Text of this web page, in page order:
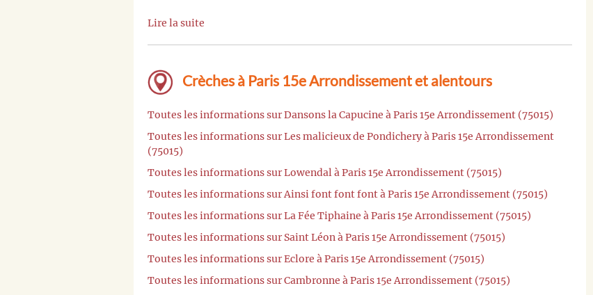
Lire la suite
Crèches à Paris 15e Arrondissement et alentours
Toutes les informations sur Dansons la Capucine à Paris 15e Arrondissement (75015)
Toutes les informations sur Les malicieux de Pondichery à Paris 15e Arrondissement
(75015)
Toutes les informations sur Lowendal à Paris 15e Arrondissement (75015)
Toutes les informations sur Ainsi font font font à Paris 15e Arrondissement (75015)
Toutes les informations sur La Fée Tiphaine à Paris 15e Arrondissement (75015)
Toutes les informations sur Saint Léon à Paris 15e Arrondissement (75015)
Toutes les informations sur Eclore à Paris 15e Arrondissement (75015)
Toutes les informations sur Cambronne à Paris 15e Arrondissement (75015)